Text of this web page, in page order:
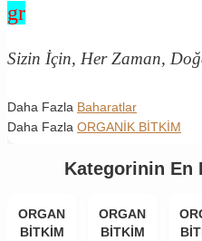
gr
Sizin İçin, Her Zaman,
Daha Fazla Baharatlar
Daha Fazla ORGANİK BİTKİM
Kategorinin En
ORGANİK
BİTKİM
ORGANİK
BİTKİM